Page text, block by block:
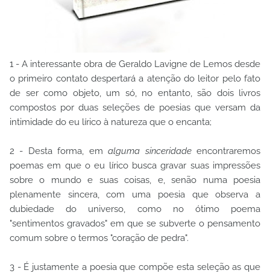
1 - A interessante obra de Geraldo Lavigne de Lemos desde
o primeiro contato despertará a atenção do leitor pelo fato
de ser como objeto, um só, no entanto, são dois livros
compostos por duas seleções de poesias que versam da
intimidade do eu lírico à natureza que o encanta;
2 - Desta forma, emalguma sinceridadeencontraremos
poemas em que o eu lírico busca gravar suas impressões
sobre o mundo e suas coisas, e, senão numa poesia
plenamente sincera, com uma poesia que observa a
dubiedade do universo, como no ótimo poema
"sentimentos gravados" em que se subverte o pensamento
comum sobre o termos "coração de pedra".
3 - É justamente a poesia que compõe esta seleção as que